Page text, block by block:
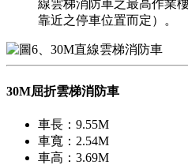
線雲梯消防車之最高作業
靠近之停車位置而定）。
30M屈折雲梯消防車
車長：9.55M
車寬：2.54M
車高：3.69M